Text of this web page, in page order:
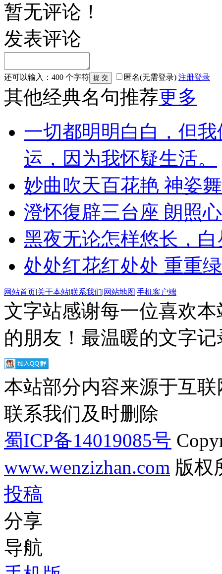
暂无评论！
发表评论
还可以输入： 400 个字符 匿名(无需登录) 注册登录
其他经典名句推荐更多
一切都明明白白，但
运，因为我怀疑生活。
妙曲吹天百花艳 神姿
澄怀復辟三台座 朗照
黑夜无论怎样悠长，
处处红花红处处 重重
网站首页|关于本站|联系我们|网站地图|手机客户端
文字站感谢每一位喜欢
的朋友！最温暖的文字
本站部分内容来源于互
联系我们及时删除
蜀ICP备14019085号
www.wenzizhan.com 版权
投稿
分享
导航